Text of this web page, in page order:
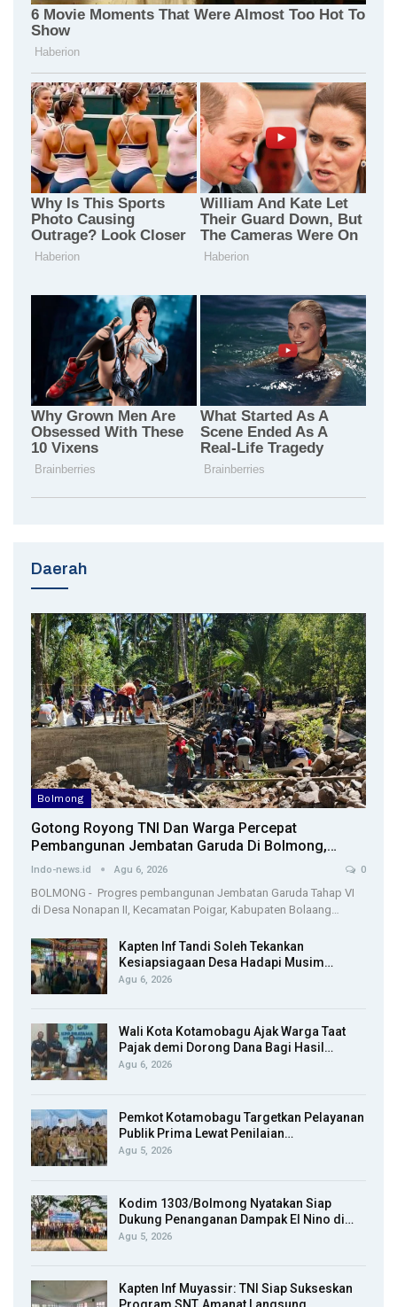
Daerah
Bolmong
Gotong Royong TNI Dan Warga Percepat
Pembangunan Jembatan Garuda Di Bolmong,…
Indo-news.id Agu 6, 2026 0
BOLMONG - Progres pembangunan Jembatan Garuda Tahap VI
di Desa Nonapan II, Kecamatan Poigar, Kabupaten Bolaang…
Kapten Inf Tandi Soleh Tekankan
Kesiapsiagaan Desa Hadapi Musim…
Agu 6, 2026
Wali Kota Kotamobagu Ajak Warga Taat
Pajak demi Dorong Dana Bagi Hasil…
Agu 6, 2026
Pemkot Kotamobagu Targetkan Pelayanan
Publik Prima Lewat Penilaian…
Agu 5, 2026
Kodim 1303/Bolmong Nyatakan Siap
Dukung Penanganan Dampak El Nino di…
Agu 5, 2026
Kapten Inf Muyassir: TNI Siap Sukseskan